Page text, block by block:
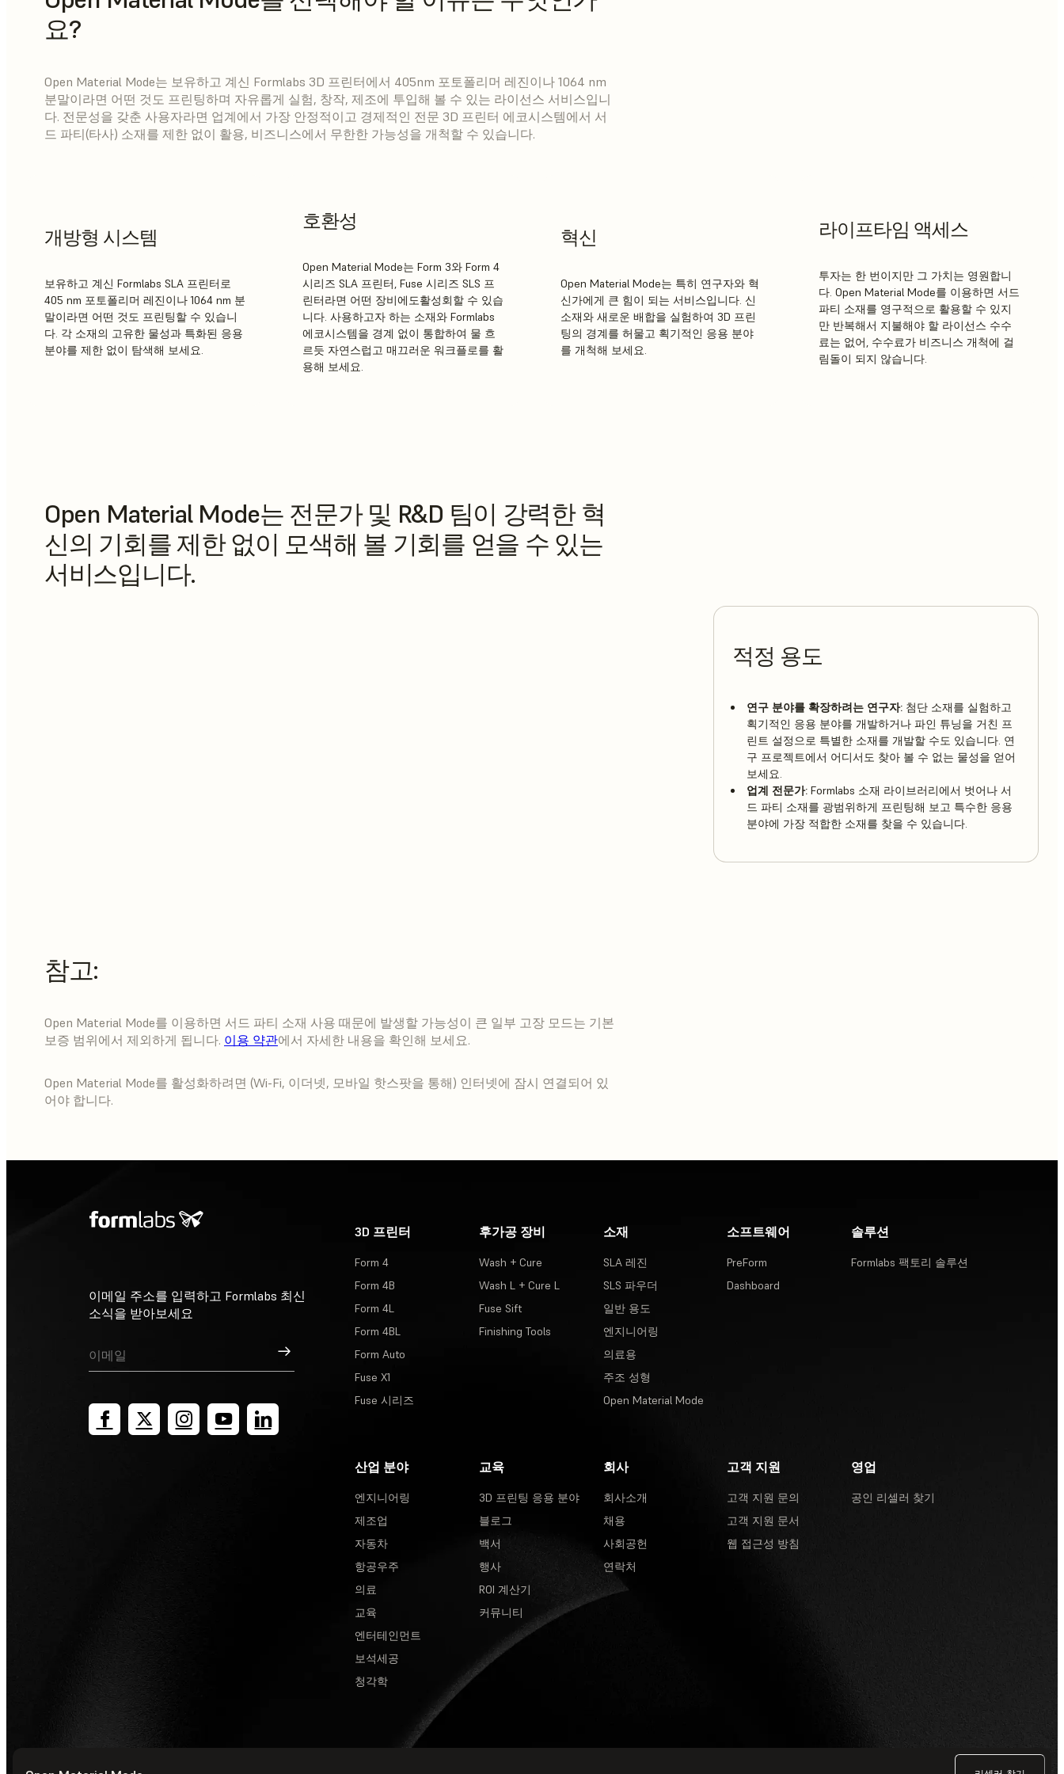
요?
Open Material Mode는 보유하고 계신 Formlabs 3D 프린터에서 405nm 포토폴리머 레진이나 1064 nm
분말이라면 어떤 것도 프린팅하며 자유롭게 실험, 창작, 제조에 투입해 볼 수 있는 라이선스 서비스입니
다. 전문성을 갖춘 사용자라면 업계에서 가장 안정적이고 경제적인 전문 3D 프린터 에코시스템에서 서
드 파티(타사) 소재를 제한 없이 활용, 비즈니스에서 무한한 가능성을 개척할 수 있습니다.
개방형 시스템
보유하고 계신 Formlabs SLA 프린터로
405 nm 포토폴리머 레진이나 1064 nm 분
말이라면 어떤 것도 프린팅할 수 있습니
다. 각 소재의 고유한 물성과 특화된 응용
분야를 제한 없이 탐색해 보세요.
호환성
Open Material Mode는 Form 3와 Form 4
시리즈 SLA 프린터, Fuse 시리즈 SLS 프
린터라면 어떤 장비에도활성회할 수 있습
니다. 사용하고자 하는 소재와 Formlabs
에코시스템을 경계 없이 통합하여 물 흐
르듯 자연스럽고 매끄러운 워크플로를 활
용해 보세요.
혁신
Open Material Mode는 특히 연구자와 혁
신가에게 큰 힘이 되는 서비스입니다. 신
소재와 새로운 배합을 실험하여 3D 프린
팅의 경계를 허물고 획기적인 응용 분야
를 개척해 보세요.
라이프타임 액세스
투자는 한 번이지만 그 가치는 영원합니
다. Open Material Mode를 이용하면 서드
파티 소재를 영구적으로 활용할 수 있지
만 반복해서 지불해야 할 라이선스 수수
료는 없어, 수수료가 비즈니스 개척에 걸
림돌이 되지 않습니다.
Open Material Mode는 전문가 및 R&D 팀이 강력한 혁
신의 기회를 제한 없이 모색해 볼 기회를 얻을 수 있는
서비스입니다.
적정 용도
연구 분야를 확장하려는 연구자: 첨단 소재를 실험하고
획기적인 응용 분야를 개발하거나 파인 튜닝을 거친 프
린트 설정으로 특별한 소재를 개발할 수도 있습니다. 연
구 프로젝트에서 어디서도 찾아 볼 수 없는 물성을 얻어
보세요.
업계 전문가: Formlabs 소재 라이브러리에서 벗어나 서
드 파티 소재를 광범위하게 프린팅해 보고 특수한 응용
분야에 가장 적합한 소재를 찾을 수 있습니다.
참고:
Open Material Mode를 이용하면 서드 파티 소재 사용 때문에 발생할 가능성이 큰 일부 고장 모드는 기본
보증 범위에서 제외하게 됩니다. 이용 약관에서 자세한 내용을 확인해 보세요.
Open Material Mode를 활성화하려면 (Wi-Fi, 이더넷, 모바일 핫스팟을 통해) 인터넷에 잠시 연결되어 있
어야 합니다.
이메일 주소를 입력하고 Formlabs 최신
소식을 받아보세요
가입
3D 프린터
Form 4
Form 4B
Form 4L
Form 4BL
Form Auto
Fuse X1
Fuse 시리즈
후가공 장비
Wash + Cure
Wash L + Cure L
Fuse Sift
Finishing Tools
소재
SLA 레진
SLS 파우더
일반 용도
엔지니어링
의료용
주조 성형
Open Material Mode
소프트웨어
PreForm
Dashboard
솔루션
Formlabs 팩토리 솔루션
산업 분야
엔지니어링
제조업
자동차
항공우주
의료
교육
엔터테인먼트
보석세공
청각학
교육
3D 프린팅 응용 분야
블로그
백서
행사
ROI 계산기
커뮤니티
회사
회사소개
채용
사회공헌
연락처
고객 지원
고객 지원 문의
고객 지원 문서
웹 접근성 방침
영업
공인 리셀러 찾기